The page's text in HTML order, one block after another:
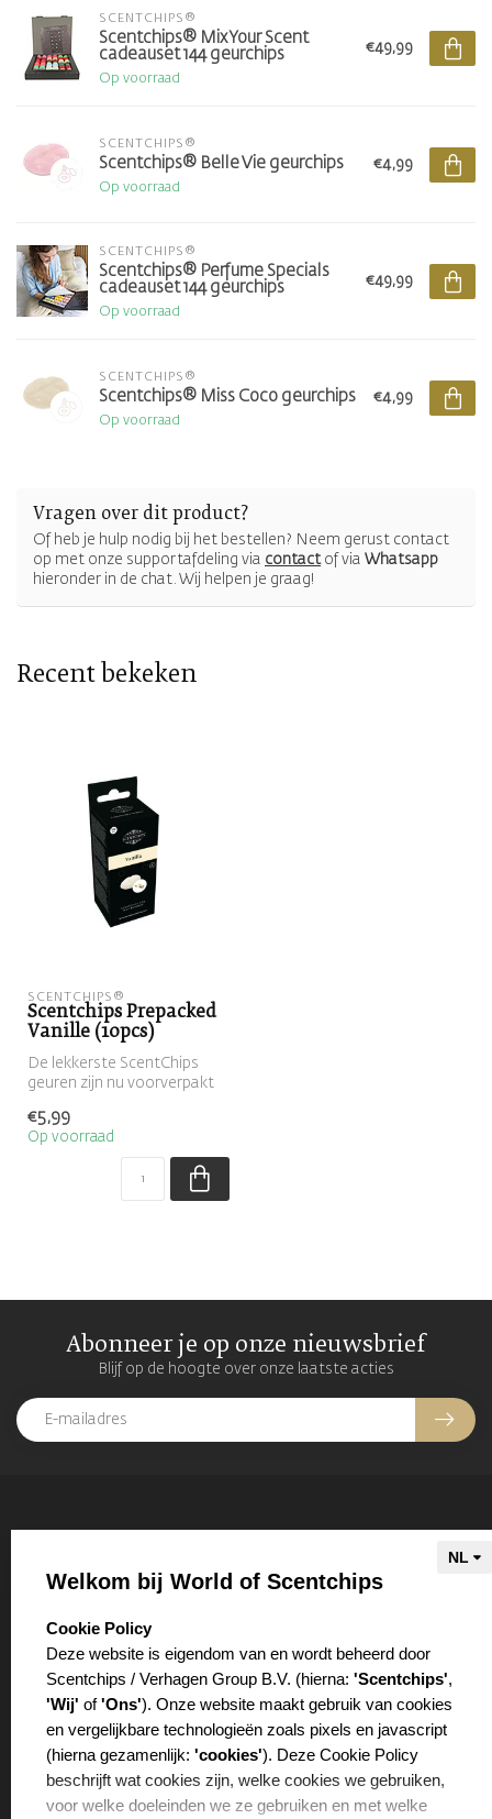
SCENTCHIPS®
Scentchips® Mix Your Scent
cadeauset 144 geurchips
Op voorraad
€49,99
SCENTCHIPS®
Scentchips® Belle Vie geurchips
Op voorraad
€4,99
SCENTCHIPS®
Scentchips® Perfume Specials
cadeauset 144 geurchips
Op voorraad
€49,99
SCENTCHIPS®
Scentchips® Miss Coco geurchips
Op voorraad
€4,99
Vragen over dit product?
Of heb je hulp nodig bij het bestellen? Neem gerust contact
op met onze supportafdeling via contactof via Whatsapp
hieronder in de chat. Wij helpen je graag!
Recent bekeken
SCENTCHIPS®
Scentchips Prepacked
Vanille (10pcs)
De lekkerste ScentChips
geuren zijn nu voorverpakt
verkrijgen...
€5,99
Op voorraad
Abonneer je op onze nieuwsbrief
Blijf op de hoogte over onze laatste acties
Jij bent uniek. Jouw voorkeur voor geuren is dat ook.
Scentchips® heeft de grootste keuze in geuren en geurt het
geurproducten vind je altijd een geur die bij je past. Geniet!
Doornepol 5
5301 LV Zaltbommel
Netherlands
+31418636536
Welkom bij World of Scentchips
select language
Cookie Policy
Deze website is eigendom van en wordt beheerd door
Scentchips / Verhagen Group B.V. (hierna: 'Scentchips',
'Wij' of'Ons'). Onze website maakt gebruik van cookies
en vergelijkbare technologieën zoals pixels en javascript
(hierna gezamenlijk: 'cookies'). Deze Cookie Policy
beschrijft wat cookies zijn, welke cookies we gebruiken,
voor welke doeleinden we ze gebruiken en met welke